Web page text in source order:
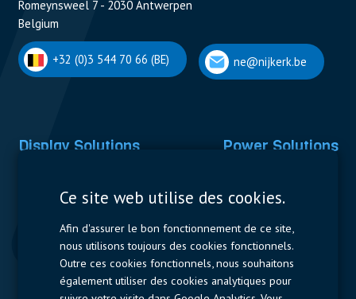
Romeynsweel 7 - 2030 Antwerpen
Belgium
+32 (0)3 544 70 66 (BE) ne@nijkerk.be
Display Solutions Power Solutions
Contactors & Fuses
Measurement
Resistors
Ce site web utilise des cookies.
Afin d'assurer le bon fonctionnement de ce site,
nous utilisons toujours des cookies fonctionnels.
Outre ces cookies fonctionnels, nous souhaitons
également utiliser des cookies analytiques pour